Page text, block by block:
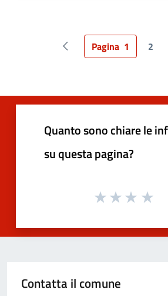
Pagina precedente
Pagina 1 2
Quanto sono chiare le
su questa pagina?
Contatta il comune